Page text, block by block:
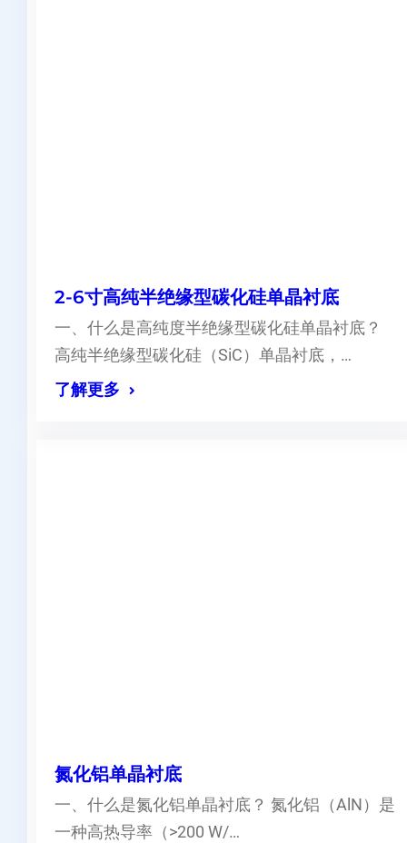
2-6寸高纯半绝缘型碳化硅单晶衬底
一、什么是高纯度半绝缘型碳化硅单晶衬底？
高纯半绝缘型碳化硅（SiC）单晶衬底，…
了解更多
氮化铝单晶衬底
一、什么是氮化铝单晶衬底？ 氮化铝（AlN）是
一种高热导率（>200 W/…